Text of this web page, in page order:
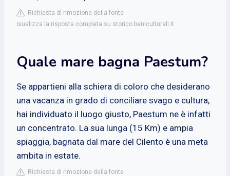
Richiesta di rimozione della fonte
isualizza la risposta completa su storico.beniculturali.it
Quale mare bagna Paestum?
Se appartieni alla schiera di coloro che desiderano
una vacanza in grado di conciliare svago e cultura,
hai individuato il luogo giusto, Paestum ne è infatti
un concentrato. La sua lunga (15 Km) e ampia
spiaggia, bagnata dal mare del Cilento è una meta
ambita in estate.
Richiesta di rimozione della fonte